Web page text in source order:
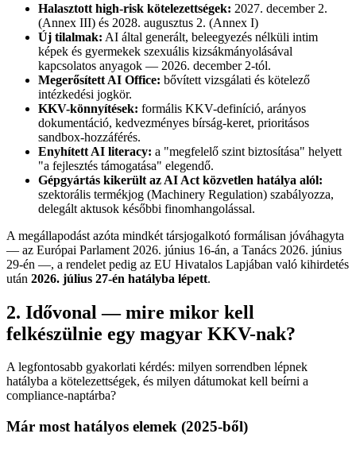
Halasztott high-risk kötelezettségek: 2027. december 2.
(Annex III) és 2028. augusztus 2. (Annex I)
Új tilalmak: AI által generált, beleegyezés nélküli intim
képek és gyermekek szexuális kizsákmányolásával
kapcsolatos anyagok — 2026. december 2-tól.
Megerősített AI Office: bővített vizsgálati és kötelező
intézkedési jogkör.
KKV-könnyítések: formális KKV-definíció, arányos
dokumentáció, kedvezményes bírság-keret, prioritásos
sandbox-hozzáférés.
Enyhített AI literacy: a "megfelelő szint biztosítása" helyett
"a fejlesztés támogatása" elegendő.
Gépgyártás kikerült az AI Act közvetlen hatálya alól:
szektorális termékjog (Machinery Regulation) szabályozza,
delegált aktusok későbbi finomhangolással.
A megállapodást azóta mindkét társjogalkotó formálisan jóváhagyta
— az Európai Parlament 2026. június 16-án, a Tanács 2026. június
29-én —, a rendelet pedig az EU Hivatalos Lapjában való kihirdetés
után 2026. július 27-én hatályba lépett.
2. Idővonal — mire mikor kell
felkészülnie egy magyar KKV-nak?
A legfontosabb gyakorlati kérdés: milyen sorrendben lépnek
hatályba a kötelezettségek, és milyen dátumokat kell beírni a
compliance-naptárba?
Már most hatályos elemek (2025-ből)